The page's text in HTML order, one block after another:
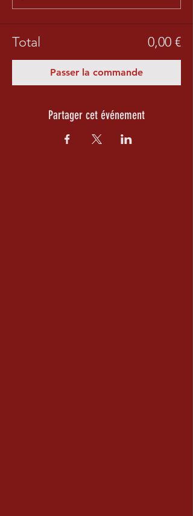
Total 0,00 €
Passer la commande
Partager cet événement